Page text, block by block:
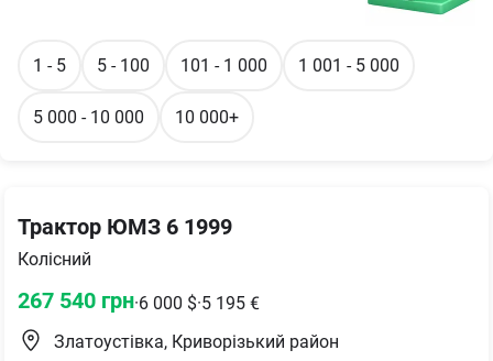
Трактор ЮМЗ 6 1999
Колісний
267 540 грн·6 000 $·5 195 €
Златоустівка, Криворізький район
1 - 5 5 - 100 101 - 1 000 1 001 - 5 000
5 000 - 10 000 10 000+